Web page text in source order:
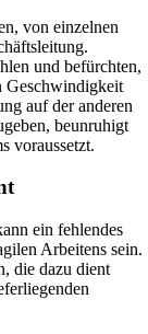
von einzelnen
und befürchten,
Geschwindigkeit
auf der anderen
beunruhigt
voraussetzt.
ein fehlendes
Arbeitens sein.
die dazu dient